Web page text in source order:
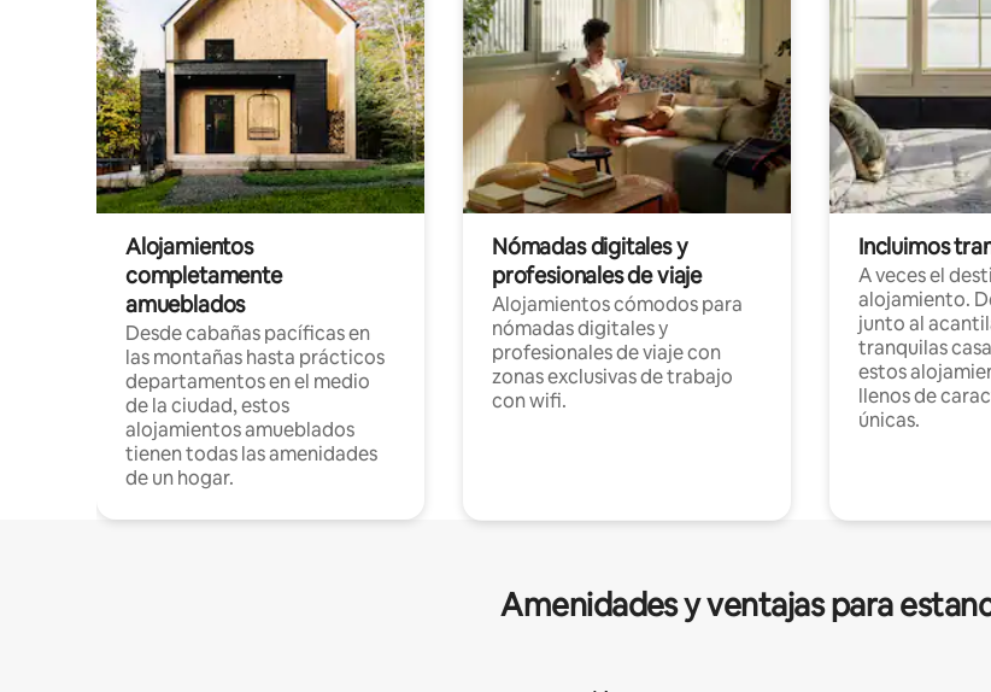
Alojamientos
completamente
amueblados
Desde cabañas pacíficas en
las montañas hasta prácticos
departamentos en el medio
de la ciudad, estos
alojamientos amueblados
tienen todas las amenidades
de un hogar.
Nómadas digitales y
profesionales de viaje
Alojamientos cómodos para
nómadas digitales y
profesionales de viaje con
zonas exclusivas de trabajo
con wifi.
Incluimos
A veces el
alojamiento.
junto al
tranquilas
estos
llenos de
únicas.
Amenidades y ventajas para